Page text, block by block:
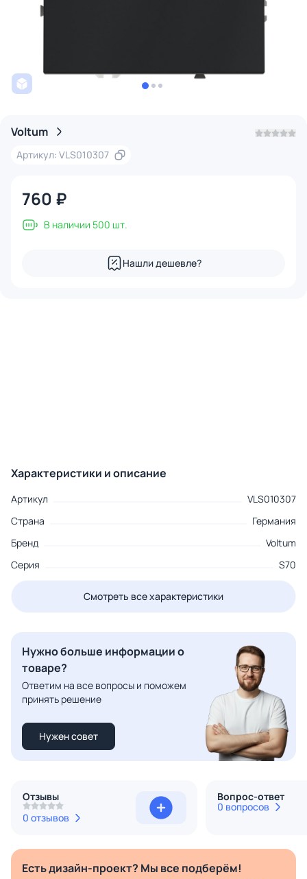
Voltum
Артикул: VLS010307
760 ₽
В наличии 500 шт.
Нашли дешевле?
Характеристики и описание
Артикул
VLS010307
Страна
Германия
Бренд
Voltum
Серия
S70
Смотреть все характеристики
Нужно больше информации о
товаре?
Ответим на все вопросы и поможем
принять решение
Нужен совет
Отзывы
0 отзывов
Вопрос-ответ
0 вопросов
Есть дизайн-проект? Мы все подберём!